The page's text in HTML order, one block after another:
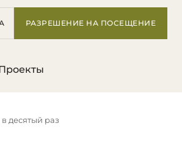
РАЗРЕШЕНИЕ НА ПОСЕЩЕНИЕ
десятый раз